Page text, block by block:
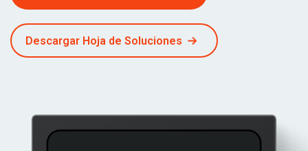
Descargar Hoja de Soluciones